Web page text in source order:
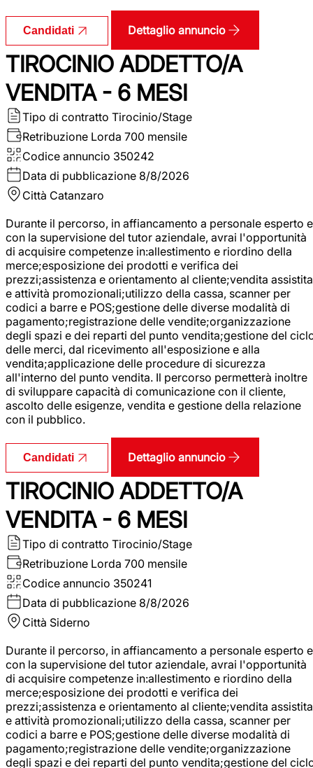
Candidati Dettaglio annuncio
TIROCINIO ADDETTO/A
VENDITA - 6 MESI
Tipo di contratto Tirocinio/Stage
Retribuzione Lorda 700 mensile
Codice annuncio 350242
Data di pubblicazione 8/8/2026
Città Catanzaro
Durante il percorso, in affiancamento a personale esperto e
con la supervisione del tutor aziendale, avrai l'opportunità
di acquisire competenze in:allestimento e riordino della
merce;esposizione dei prodotti e verifica dei
prezzi;assistenza e orientamento al cliente;vendita assistita
e attività promozionali;utilizzo della cassa, scanner per
codici a barre e POS;gestione delle diverse modalità di
pagamento;registrazione delle vendite;organizzazione
degli spazi e dei reparti del punto vendita;gestione del
delle merci, dal ricevimento all'esposizione e alla
vendita;applicazione delle procedure di sicurezza
all'interno del punto vendita. Il percorso permetterà inoltre
di sviluppare capacità di comunicazione con il cliente,
ascolto delle esigenze, vendita e gestione della relazione
con il pubblico.
Candidati Dettaglio annuncio
TIROCINIO ADDETTO/A
VENDITA - 6 MESI
Tipo di contratto Tirocinio/Stage
Retribuzione Lorda 700 mensile
Codice annuncio 350241
Data di pubblicazione 8/8/2026
Città Siderno
Durante il percorso, in affiancamento a personale esperto e
con la supervisione del tutor aziendale, avrai l'opportunità
di acquisire competenze in:allestimento e riordino della
merce;esposizione dei prodotti e verifica dei
prezzi;assistenza e orientamento al cliente;vendita assistita
e attività promozionali;utilizzo della cassa, scanner per
codici a barre e POS;gestione delle diverse modalità di
pagamento;registrazione delle vendite;organizzazione
degli spazi e dei reparti del punto vendita;gestione del